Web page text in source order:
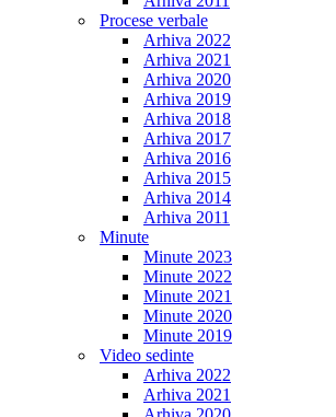
Procese verbale
Arhiva 2022
Arhiva 2021
Arhiva 2020
Arhiva 2019
Arhiva 2018
Arhiva 2017
Arhiva 2016
Arhiva 2015
Arhiva 2014
Arhiva 2011
Minute
Minute 2023
Minute 2022
Minute 2021
Minute 2020
Minute 2019
Video sedinte
Arhiva 2022
Arhiva 2021